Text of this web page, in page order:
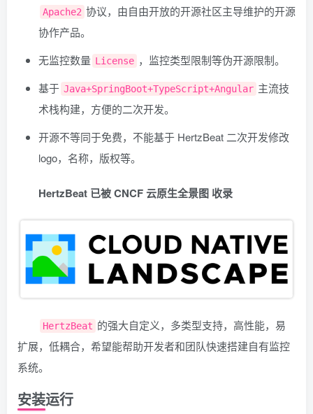
Apache2 协议，由自由开放的开源社区主导维护的开源
协作产品。
无监控数量 License ，监控类型限制等伪开源限制。
基于 Java+SpringBoot+TypeScript+Angular 主流技
术栈构建，方便的二次开发。
开源不等同于免费，不能基于 HertzBeat 二次开发修改
logo，名称，版权等。
HertzBeat 已被 CNCF 云原生全景图 收录
HertzBeat 的强大自定义，多类型支持，高性能，易
扩展，低耦合，希望能帮助开发者和团队快速搭建自有监控
系统。
安装运行